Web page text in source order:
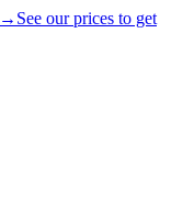
→ See our prices to get